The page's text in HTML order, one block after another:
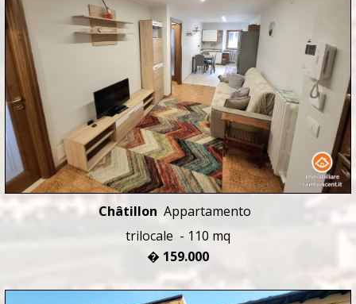
Châtillon Appartamento
trilocale - 110 mq
� 159.000